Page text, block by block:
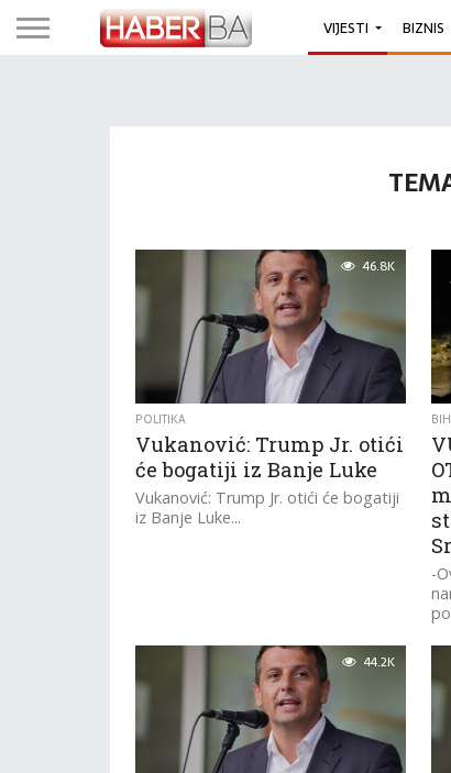
VIJESTI BIZNIS
46.8K
POLITIKA
Vukanović: Trump Jr. otići
će bogatiji iz Banje Luke
Vukanović: Trump Jr. otići će bogatiji
iz Banje Luke...
BIH
-
44.2K